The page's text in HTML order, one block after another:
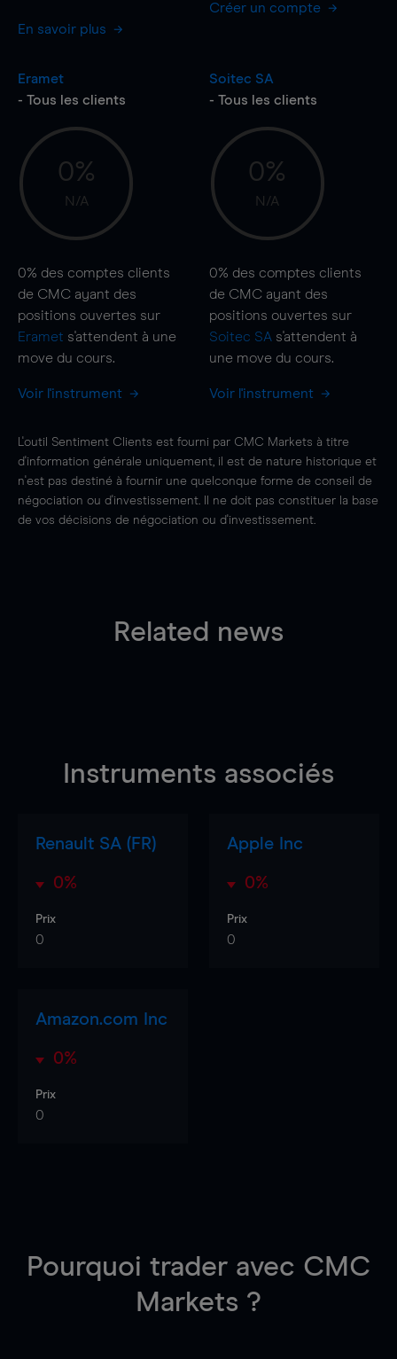
En savoir plus
Créer un compte
Eramet
- Tous les clients
0%
N/A
0% des comptes clients
de CMC ayant des
positions ouvertes sur
Eramet s'attendent à une
move du cours.
Voir l'instrument
Soitec SA
- Tous les clients
0%
N/A
0% des comptes clients
de CMC ayant des
positions ouvertes sur
Soitec SA s'attendent à
une move du cours.
Voir l'instrument
L'outil Sentiment Clients est fourni par CMC Markets à titre
d'information générale uniquement, il est de nature historique et
n'est pas destiné à fournir une quelconque forme de conseil de
négociation ou d'investissement. Il ne doit pas constituer la base
de vos décisions de négociation ou d'investissement.
Related news
Instruments associés
Renault SA (FR)
0%
Prix
0
Apple Inc
0%
Prix
0
Amazon.com Inc
0%
Prix
0
Pourquoi trader avec CMC
Markets ?